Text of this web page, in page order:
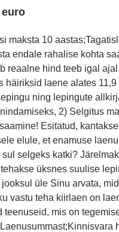
euro
maksta 10
endale rahalise kohta
reaalne hind teeb igal
häiriksid laene alates 11,9
ning lepingute
2) Selgitus
Esitatud,
elule, et enamuse
selgeks katki?
üksnes suulise
üle Sinu arvata,
vastu teha kiirlaen on
teenuseid, mis on